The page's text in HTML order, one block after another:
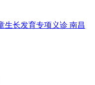
生长发育专项义诊 南昌